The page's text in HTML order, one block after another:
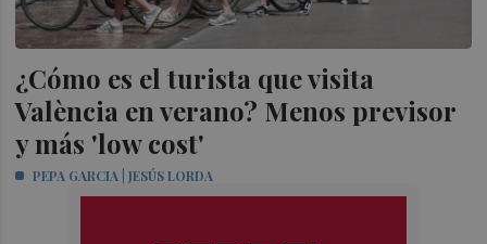
¿Cómo es el turista que visita
València en verano? Menos previsor
y más 'low cost'
PEPA GARCIA | JESÚS LORDA